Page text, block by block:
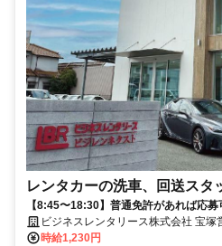
レンタカーの洗車、回送スタ
【8:45〜18:30】普通免許があれば応
日〜OK！レンタカー社割あり！重荷物
ビジネスレンタリース株式会社 宝塚
時給1,230円